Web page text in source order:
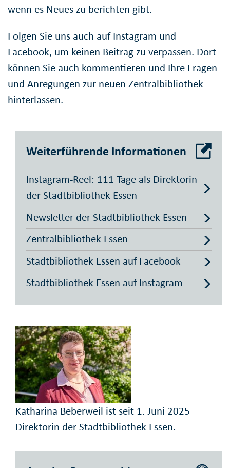
wenn es Neues zu berichten gibt.
Folgen Sie uns auch auf Instagram und
Facebook, um keinen Beitrag zu verpassen. Dort
können Sie auch kommentieren und Ihre Fragen
und Anregungen zur neuen Zentralbibliothek
hinterlassen.
Weiterführende Informationen
Instagram-Reel: 111 Tage als Direktorin
der Stadtbibliothek Essen
Newsletter der Stadtbibliothek Essen
Zentralbibliothek Essen
Stadtbibliothek Essen auf Facebook
Stadtbibliothek Essen auf Instagram
Katharina Beberweil ist seit 1. Juni 2025
Direktorin der Stadtbibliothek Essen.